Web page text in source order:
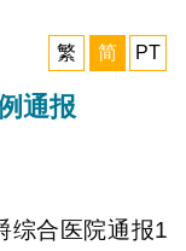
繁
简 PT
通报
综合医院通报1